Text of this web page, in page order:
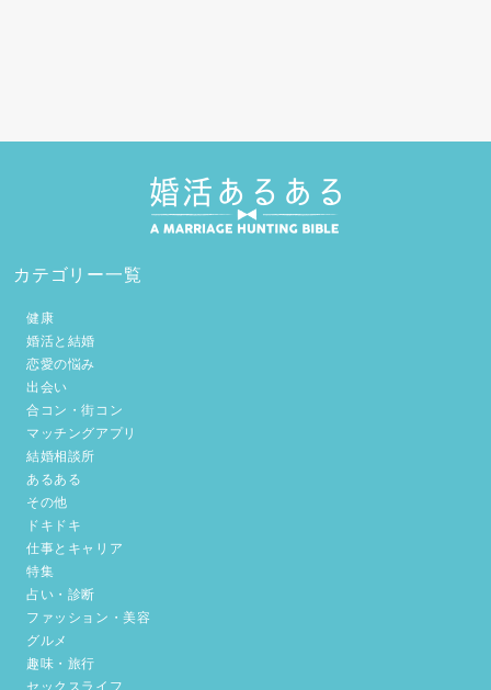
カテゴリー一覧
健康
婚活と結婚
恋愛の悩み
出会い
合コン・街コン
マッチングアプリ
結婚相談所
あるある
その他
ドキドキ
仕事とキャリア
特集
占い・診断
ファッション・美容
グルメ
趣味・旅行